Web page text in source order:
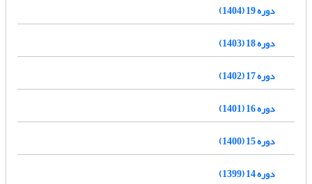
دوره 19 (1404)
دوره 18 (1403)
دوره 17 (1402)
دوره 16 (1401)
دوره 15 (1400)
دوره 14 (1399)